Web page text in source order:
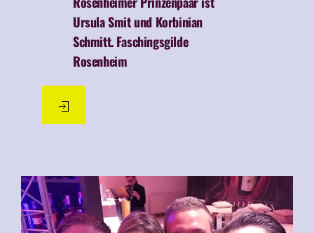
Ursula Smit und Korbinian
Schmitt.Faschingsgilde
Rosenheim